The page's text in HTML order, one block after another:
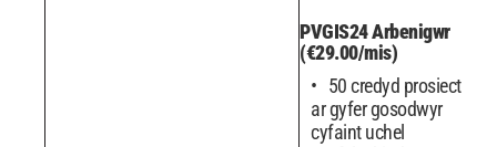
PVGIS24 Arbenigwr
(€29.00/mis)
50 credyd prosiect
ar gyfer gosodwyr
cyfaint uchel